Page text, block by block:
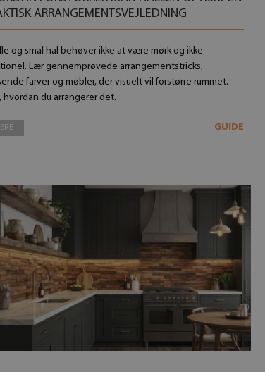
ARRANGEMENTSVEJLEDNING
og smal hal behøver ikke at være mørk og ikke-
Lær gennemprøvede arrangementstricks,
farver og møbler, der visuelt vil forstørre rummet.
hvordan du arrangerer det.
GUIDE